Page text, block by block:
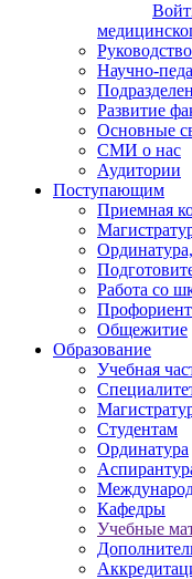
Руководство
Научно-
Развитие
Основные
СМИ о нас
Аудитории
Поступающим
Приемная
Работа со
Общежитие
Образование
Учебная
Студентам
Ординатура
Кафедры
Учебные